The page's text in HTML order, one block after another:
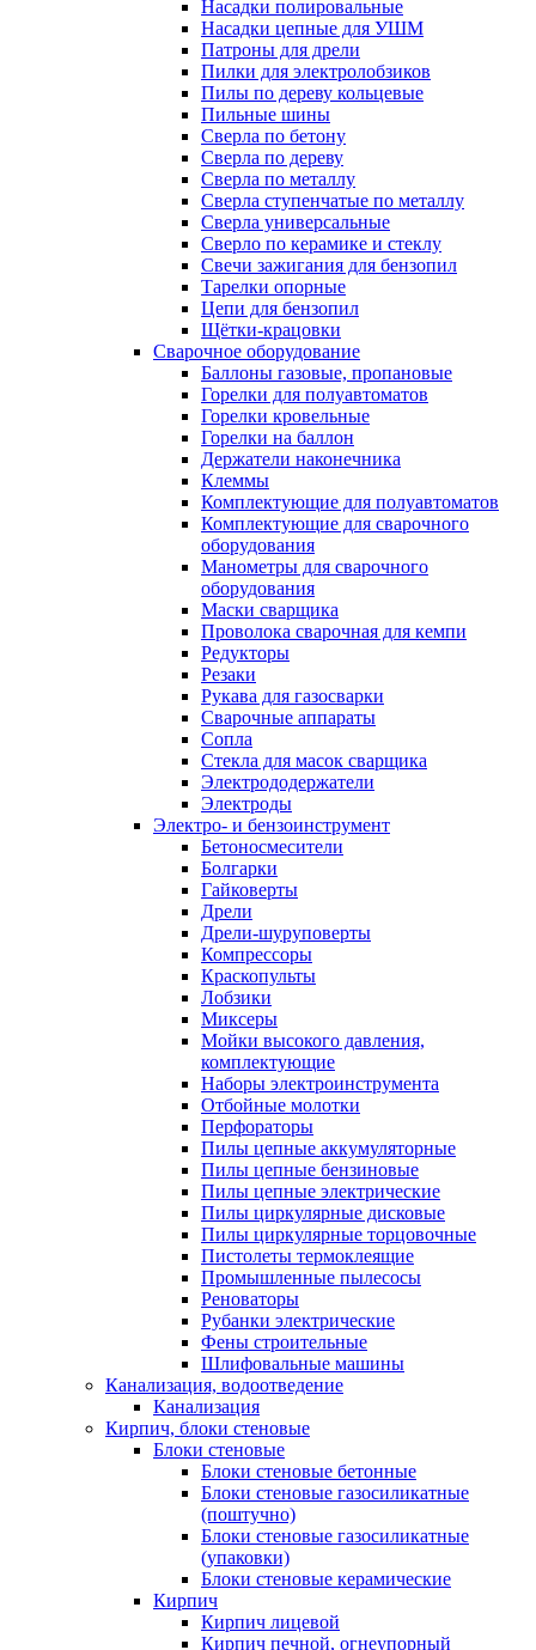
Насадки полировальные
Насадки цепные для УШМ
Патроны для дрели
Пилки для электролобзиков
Пилы по дереву кольцевые
Пильные шины
Сверла по бетону
Сверла по дереву
Сверла по металлу
Сверла ступенчатые по металлу
Сверла универсальные
Сверло по керамике и стеклу
Свечи зажигания для бензопил
Тарелки опорные
Цепи для бензопил
Щётки-крацовки
Сварочное оборудование
Баллоны газовые, пропановые
Горелки для полуавтоматов
Горелки кровельные
Горелки на баллон
Держатели наконечника
Клеммы
Комплектующие для полуавтоматов
Комплектующие для сварочного
оборудования
Манометры для сварочного
оборудования
Маски сварщика
Проволока сварочная для кемпи
Редукторы
Резаки
Рукава для газосварки
Сварочные аппараты
Сопла
Стекла для масок сварщика
Электрододержатели
Электроды
Электро- и бензоинструмент
Бетоносмесители
Болгарки
Гайковерты
Дрели
Дрели-шуруповерты
Компрессоры
Краскопульты
Лобзики
Миксеры
Мойки высокого давления,
комплектующие
Наборы электроинструмента
Отбойные молотки
Перфораторы
Пилы цепные аккумуляторные
Пилы цепные бензиновые
Пилы цепные электрические
Пилы циркулярные дисковые
Пилы циркулярные торцовочные
Пистолеты термоклеящие
Промышленные пылесосы
Реноваторы
Рубанки электрические
Фены строительные
Шлифовальные машины
Канализация, водоотведение
Канализация
Кирпич, блоки стеновые
Блоки стеновые
Блоки стеновые бетонные
Блоки стеновые газосиликатные
(поштучно)
Блоки стеновые газосиликатные
(упаковки)
Блоки стеновые керамические
Кирпич
Кирпич лицевой
Кирпич печной, огнеупорный